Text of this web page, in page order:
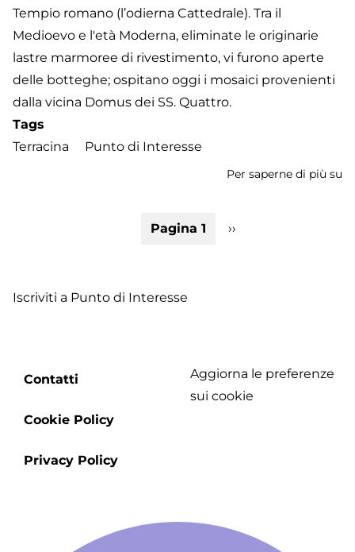
Tempio romano (l’odierna Cattedrale). Tra il
Medioevo e l'età Moderna, eliminate le originarie
lastre marmoree di rivestimento, vi furono aperte
delle botteghe; ospitano oggi i mosaici provenienti
dalla vicina Domus dei SS. Quattro.
Tags
Terracina
Punto di Interesse
Per saperne di più su
Pagina 1
Pagina
››
Iscriviti a Punto di Interesse
Footer
Contatti
Cookie Policy
Privacy Policy
Aggiorna le preferenze
sui cookie